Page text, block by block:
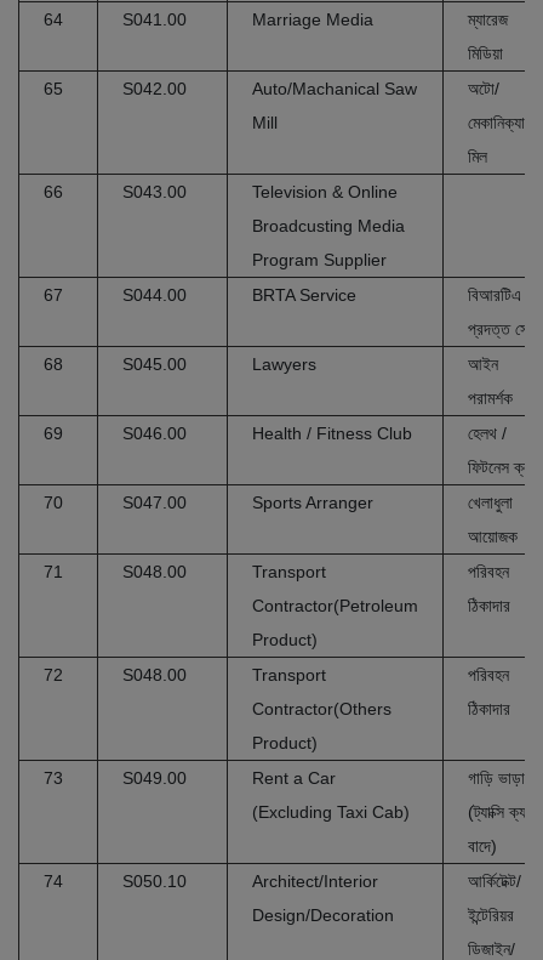
64
S041.00 Marriage Media
ম্যারেজ
মিডিয়া
65
S042.00
Auto/Machanical Saw
Mill
অটো/
মেকানিক্যাল
মিল
66
S043.00
Television & Online
Broadcusting Media
Program Supplier
67
S044.00 BRTA Service
বিআরটিএ
প্রদত্ত সেবা
68
S045.00 Lawyers
আইন
পরামর্শক
69
S046.00 Health / Fitness Club
হেলথ /
ফিটনেস ক্লাব
70
S047.00 Sports Arranger
খেলাধুলা
আয়োজক
71
S048.00
Transport
Contractor(Petroleum
Product)
পরিবহন
ঠিকাদার
72 S048.00
Transport
Contractor(Others
Product)
পরিবহন
ঠিকাদার
73 S049.00
Rent a Car
(Excluding Taxi Cab)
গাড়ি ভাড়া
(ট্যাক্সি ক্যাব
বাদে)
74
S050.10
Architect/Interior
Design/Decoration
আর্কিটেক্ট/
ইন্টেরিয়র
ডিজাইন/